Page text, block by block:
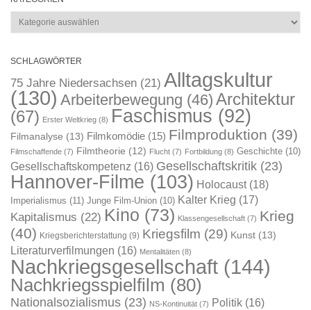
Kategorien
SCHLAGWÖRTER
75 Jahre Niedersachsen (21) Alltagskultur
(130) Arbeiterbewegung (46) Architektur
(67) Erster Weltkrieg (8) Faschismus (92)
Filmanalyse (13) Filmkomödie (15) Filmproduktion (39)
Filmschaffende (7) Filmtheorie (12) Flucht (7) Fortbildung (8) Geschichte (10)
Gesellschaftskompetenz (16) Gesellschaftskritik (23)
Hannover-Filme (103) Holocaust(18)
Imperialismus (11) Junge Film-Union (10) Kalter Krieg (17)
Kapitalismus (22) Kino (73) Klassengesellschaft (7) Krieg
(40) Kriegsberichterstattung (9) Kriegsfilm (29) Kunst (13)
Literaturverfilmungen (16) Mentalitäten (8)
Nachkriegsgesellschaft (144)
Nachkriegsspielfilm (80)
Nationalsozialismus (23) NS-Kontinuität (7) Politik (16)